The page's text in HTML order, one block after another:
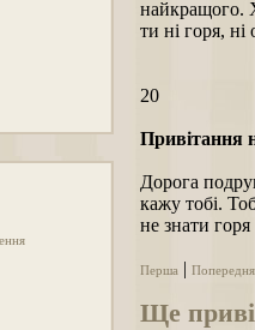
найкращого.
ти ні горя,
20
Привітання
Дорога
кажу тобі.
не знати горя
Перша Попередня
Ще